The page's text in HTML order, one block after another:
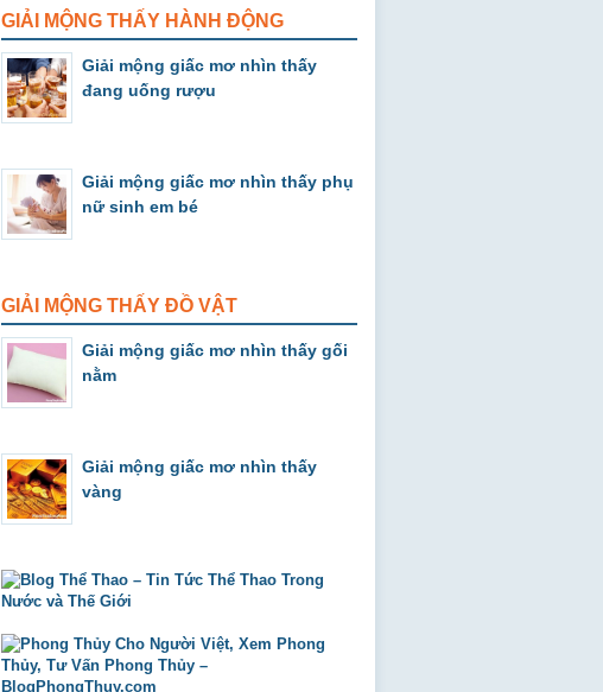
GIẢI MỘNG THẤY HÀNH ĐỘNG
Giải mộng giấc mơ nhìn thấy
đang uống rượu
Giải mộng giấc mơ nhìn thấy phụ
nữ sinh em bé
GIẢI MỘNG THẤY ĐỒ VẬT
Giải mộng giấc mơ nhìn thấy gối
nằm
Giải mộng giấc mơ nhìn thấy
vàng